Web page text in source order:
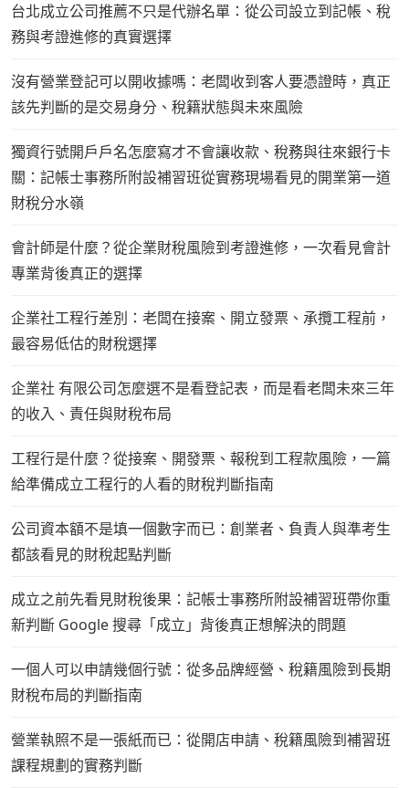
台北成立公司推薦不只是代辦名單：從公司設立到記帳、稅
務與考證進修的真實選擇
沒有營業登記可以開收據嗎：老闆收到客人要憑證時，真正
該先判斷的是交易身分、稅籍狀態與未來風險
獨資行號開戶戶名怎麼寫才不會讓收款、稅務與往來銀行卡
關：記帳士事務所附設補習班從實務現場看見的開業第一道
財稅分水嶺
會計師是什麼？從企業財稅風險到考證進修，一次看見會計
專業背後真正的選擇
企業社工程行差別：老闆在接案、開立發票、承攬工程前，
最容易低估的財稅選擇
企業社 有限公司怎麼選不是看登記表，而是看老闆未來三年
的收入、責任與財稅布局
工程行是什麼？從接案、開發票、報稅到工程款風險，一篇
給準備成立工程行的人看的財稅判斷指南
公司資本額不是填一個數字而已：創業者、負責人與準考生
都該看見的財稅起點判斷
成立之前先看見財稅後果：記帳士事務所附設補習班帶你重
新判斷 Google 搜尋「成立」背後真正想解決的問題
一個人可以申請幾個行號：從多品牌經營、稅籍風險到長期
財稅布局的判斷指南
營業執照不是一張紙而已：從開店申請、稅籍風險到補習班
課程規劃的實務判斷